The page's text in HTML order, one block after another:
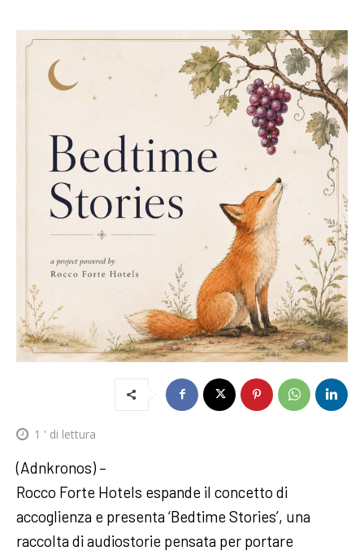
1 ' di lettura
(Adnkronos) –
Rocco Forte Hotels espande il concetto di
accoglienza e presenta ‘Bedtime Stories’, una
raccolta di audiostorie pensata per portare